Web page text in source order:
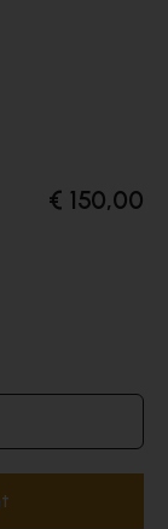
€ 150,00